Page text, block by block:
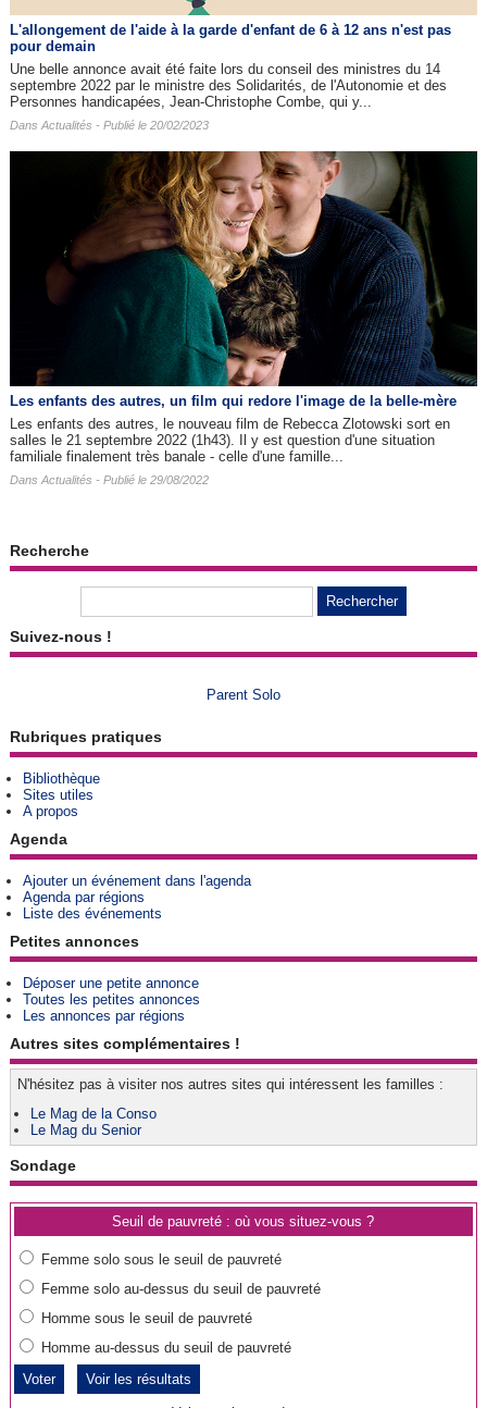
L'allongement de l'aide à la garde d'enfant de 6 à 12 ans n'est pas
pour demain
Une belle annonce avait été faite lors du conseil des ministres du 14
septembre 2022 par le ministre des Solidarités, de l'Autonomie et des
Personnes handicapées, Jean-Christophe Combe, qui y...
Dans Actualités - Publié le 20/02/2023
Les enfants des autres​, un film qui redore l'image de la belle-mère
Les enfants des autres, le nouveau film de Rebecca Zlotowski sort en
salles le 21 septembre 2022 (1h43). Il y est question d'une situation
familiale finalement très banale - celle d'une famille...
Dans Actualités - Publié le 29/08/2022
Recherche
Suivez-nous !
Parent Solo
Rubriques pratiques
Bibliothèque
Sites utiles
A propos
Agenda
Ajouter un événement dans l'agenda
Agenda par régions
Liste des événements
Petites annonces
Déposer une petite annonce
Toutes les petites annonces
Les annonces par régions
Autres sites complémentaires !
N'hésitez pas à visiter nos autres sites qui intéressent les familles :
Le Mag de la Conso
Le Mag du Senior
Sondage
Seuil de pauvreté : où vous situez-vous ?
Femme solo sous le seuil de pauvreté
Femme solo au-dessus du seuil de pauvreté
Homme sous le seuil de pauvreté
Homme au-dessus du seuil de pauvreté
Voir les résultats